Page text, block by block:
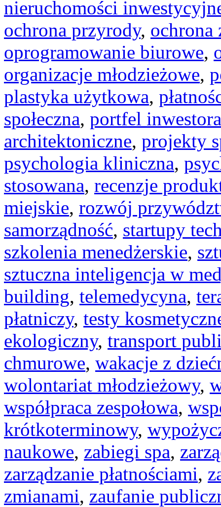
nieruchomości
ochrona przyrody, ochrona
oprogramowanie biurowe,
organizacje młodzieżowe,
plastyka użytkowa,
społeczna, portfel inwestora
architektoniczne, projekty
psychologia kliniczna,
stosowana, recenzje
miejskie, rozwój
samorządność, startupy
szkolenia menedżerskie,
sztuczna inteligencja w
building, telemedycyna,
płatniczy, testy
ekologiczny, transport
chmurowe, wakacje z
wolontariat młodzieżowy,
współpraca zespołowa,
krótkoterminowy,
naukowe, zabiegi spa,
zarządzanie płatnościami,
zmianami, zaufanie